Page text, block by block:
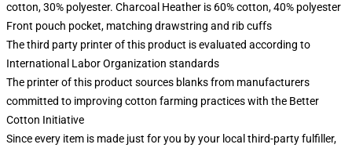
cotton, 30% polyester. Charcoal Heather is 60% cotton, 40% polyester
Front pouch pocket, matching drawstring and rib cuffs
The third party printer of this product is evaluated according to
International Labor Organization standards
The printer of this product sources blanks from manufacturers
committed to improving cotton farming practices with the Better
Cotton Initiative
Since every item is made just for you by your local third-party fulfiller,